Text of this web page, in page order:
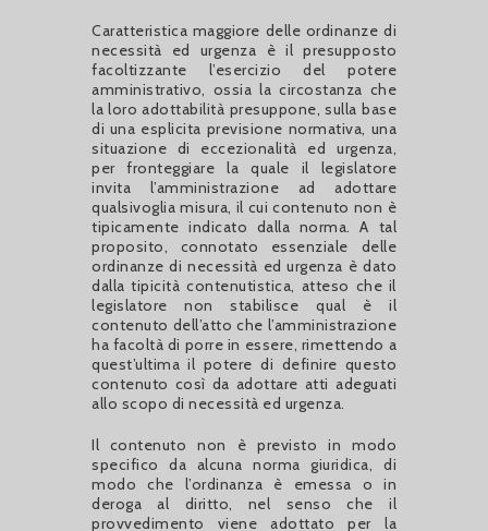
Caratteristica maggiore delle ordinanze di
necessità ed urgenza è il presupposto
facoltizzante l’esercizio del potere
amministrativo, ossia la circostanza che
la loro adottabilità presuppone, sulla base
di una esplicita previsione normativa, una
situazione di eccezionalità ed urgenza,
per fronteggiare la quale il legislatore
invita l’amministrazione ad adottare
qualsivoglia misura, il cui contenuto non è
tipicamente indicato dalla norma. A tal
proposito, connotato essenziale delle
ordinanze di necessità ed urgenza è dato
dalla tipicità contenutistica, atteso che il
legislatore non stabilisce qual è il
contenuto dell’atto che l’amministrazione
ha facoltà di porre in essere, rimettendo a
quest’ultima il potere di definire questo
contenuto così da adottare atti adeguati
allo scopo di necessità ed urgenza.
Il contenuto non è previsto in modo
specifico da alcuna norma giuridica, di
modo che l’ordinanza è emessa o in
deroga al diritto, nel senso che il
provvedimento viene adottato per la